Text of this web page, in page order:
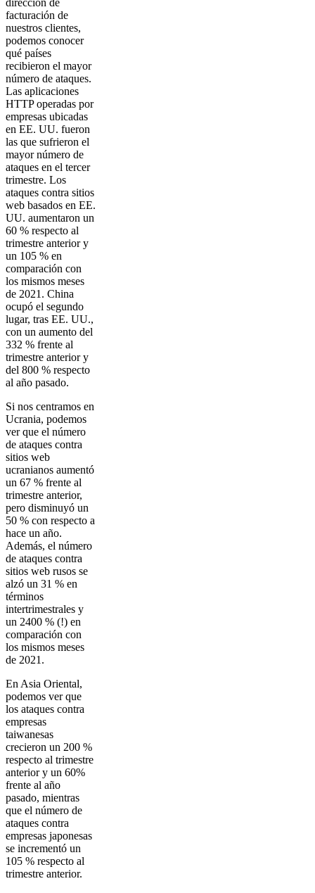
dirección de
facturación de
nuestros clientes,
podemos conocer
qué países
recibieron el mayor
número de ataques.
Las aplicaciones
HTTP operadas por
empresas ubicadas
en EE. UU. fueron
las que sufrieron el
mayor número de
ataques en el tercer
trimestre. Los
ataques contra sitios
web basados en EE.
UU. aumentaron un
60 % respecto al
trimestre anterior y
un 105 % en
comparación con
los mismos meses
de 2021. China
ocupó el segundo
lugar, tras EE. UU.,
con un aumento del
332 % frente al
trimestre anterior y
del 800 % respecto
al año pasado.
Si nos centramos en
Ucrania, podemos
ver que el número
de ataques contra
sitios web
ucranianos aumentó
un 67 % frente al
trimestre anterior,
pero disminuyó un
50 % con respecto a
hace un año.
Además, el número
de ataques contra
sitios web rusos se
alzó un 31 % en
términos
intertrimestrales y
un 2400 % (!) en
comparación con
los mismos meses
de 2021.
En Asia Oriental,
podemos ver que
los ataques contra
empresas
taiwanesas
crecieron un 200 %
respecto al trimestre
anterior y un 60%
frente al año
pasado, mientras
que el número de
ataques contra
empresas japonesas
se incrementó un
105 % respecto al
trimestre anterior.